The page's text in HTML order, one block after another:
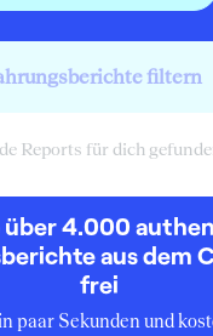
filtern
Reports für dich
über 4.000
aus dem
frei
paar Sekunden und